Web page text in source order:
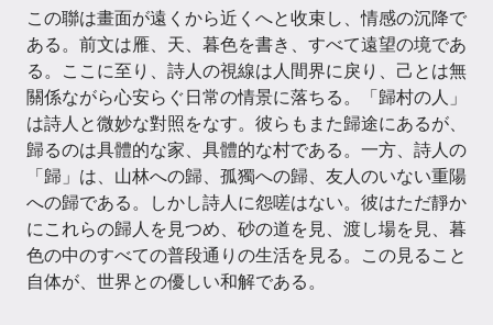
この聯は畫面が遠くから近くへと收束し、情感の沉降で
ある。前文は雁、天、暮色を書き、すべて遠望の境であ
る。ここに至り、詩人の視線は人間界に戾り、己とは無
關係ながら心安らぐ日常の情景に落ちる。「歸村の人」
は詩人と微妙な對照をなす。彼らもまた歸途にあるが、
歸るのは具體的な家、具體的な村である。一方、詩人の
「歸」は、山林への歸、孤獨への歸、友人のいない重陽
への歸である。しかし詩人に怨嗟はない。彼はただ靜か
にこれらの歸人を見つめ、砂の道を見、渡し場を見、暮
色の中のすべての普段通りの生活を見る。この見ること
自体が、世界との優しい和解である。